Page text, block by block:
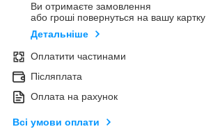
Ви отримаєте замовлення
або гроші повернуться на вашу картку
Детальніше
Оплатити частинами
Післяплата
Оплата на рахунок
Всі умови оплати